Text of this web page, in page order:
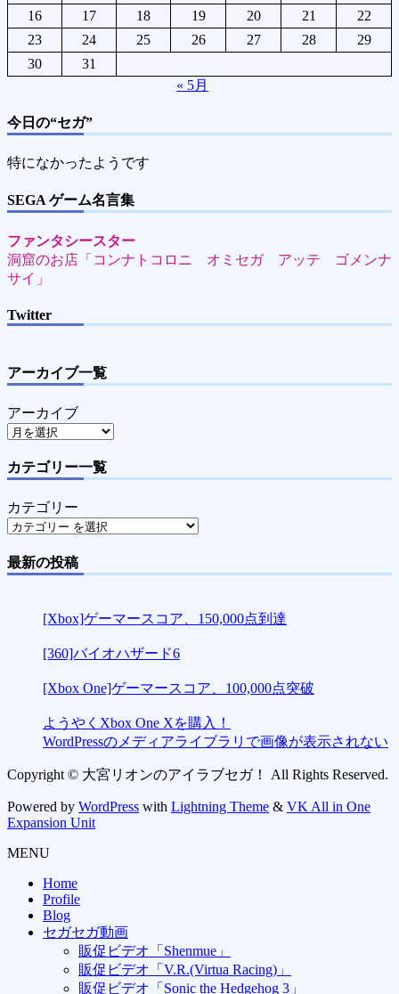
16
17 18 19 20 21
22
23
24 25 26 27 28
29
30
31
« 5月
今日の“セガ”
特になかったようです
SEGA ゲーム名言集
ファンタシースター
洞窟のお店「コンナトコロニ オミセガ アッテ ゴメンナ
サイ」
Twitter
アーカイブ一覧
アーカイブ
カテゴリー一覧
カテゴリー
最新の投稿
[Xbox]ゲーマースコア、150,000点到達
[360]バイオハザード6
[Xbox One]ゲーマースコア、100,000点突破
ようやくXbox One Xを購入！
WordPressのメディアライブラリで画像が表示されない
Copyright © 大宮リオンのアイラブセガ！ All Rights Reserved.
Powered by WordPress with Lightning Theme & VK All in One
Expansion Unit
MENU
Home
Profile
Blog
セガセガ動画
販促ビデオ「Shenmue」
販促ビデオ「V.R.(Virtua Racing)」
販促ビデオ「Sonic the Hedgehog 3」